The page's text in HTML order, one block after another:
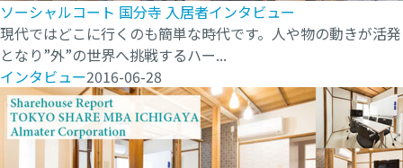
ソーシャルコート 国分寺 入居者インタビュー
現代ではどこに行くのも簡単な時代です。人や物の動きが活発
となり”外”の世界へ挑戦するハー...
インタビュー2016-06-28